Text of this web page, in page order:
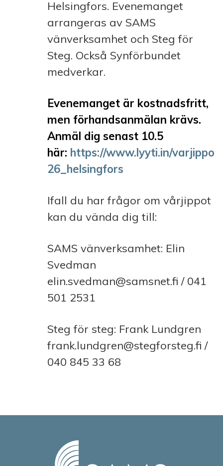
Helsingfors. Evenemanget
arrangeras av SAMS
vänverksamhet och Steg för
Steg. Också Synförbundet
medverkar.
Evenemanget är kostnadsfritt,
men förhandsanmälan krävs.
Anmäl dig senast 10.5
här: https://www.lyyti.in/varjippo
26_helsingfors
Ifall du har frågor om vårjippot
kan du vända dig till:
SAMS vänverksamhet: Elin
Svedman
elin.svedman@samsnet.fi / 041
501 2531
Steg för steg: Frank Lundgren
frank.lundgren@stegforsteg.fi /
040 845 33 68